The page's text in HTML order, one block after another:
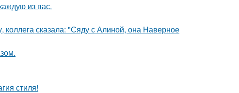
из вас.
коллега сказала: "Сяду с Алиной, она Наверное
стиля!